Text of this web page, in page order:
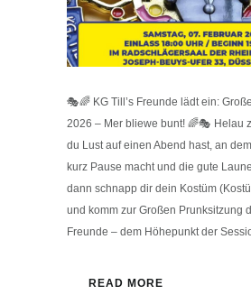
🎭🌈 KG Till’s Freunde lädt ein:
2026 – Mer bliewe bunt! 🌈🎭 Helau
du Lust auf einen Abend hast, an
kurz Pause macht und die gute
dann schnapp dir dein Kostüm
und komm zur Großen Prunksitzung
Freunde – dem Höhepunkt der
READ MORE